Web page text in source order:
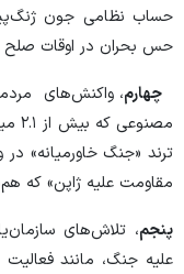
حساب نظامی جون
حس بحران در اوقات صلح
چهارم، واکنش‌های
ترند «جنگ خاورمیانه»
مقاومت علیه ژاپن» که
پنجم، تلاش‌های
علیه جنگ، مانند فعالیت